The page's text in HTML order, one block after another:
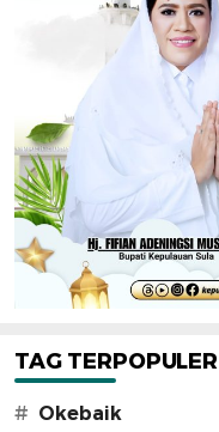
TAG TERPOPULER
# Okebaik